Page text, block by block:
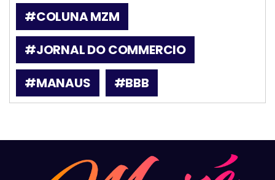
#COLUNA MZM
#JORNAL DO COMMERCIO
#MANAUS
#BBB